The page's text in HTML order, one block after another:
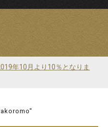
年10月より10％となりま